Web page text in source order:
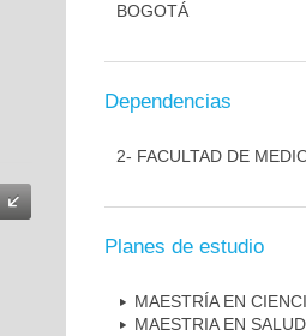
BOGOTÁ
Dependencias
2- FACULTAD DE
Planes de estudio
MAESTRÍA EN
MAESTRIA EN